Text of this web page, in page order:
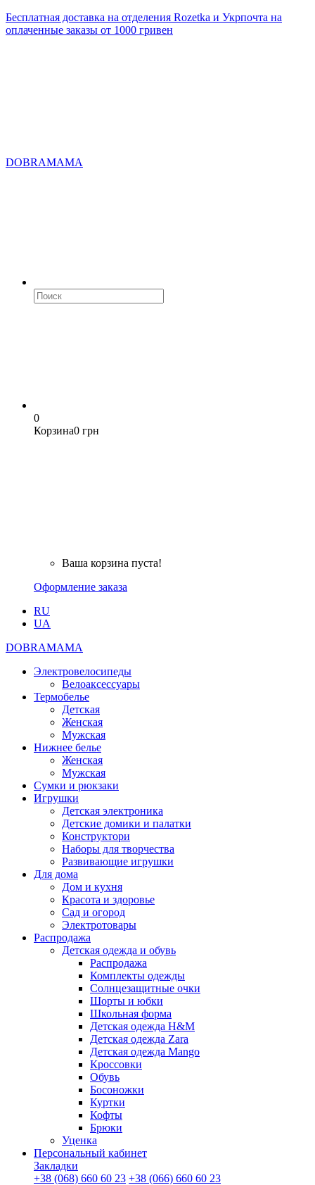
Бесплатная доставка на отделения Rozetka и Укрпочта на
оплаченные заказы от 1000 гривен
DOBRAMAMA
0
Корзина0 грн
Ваша корзина пуста!
Оформление заказа
RU
UA
DOBRAMAMA
Электровелосипеды
Велоаксессуары
Термобелье
Детская
Женская
Мужская
Нижнее белье
Женская
Мужская
Сумки и рюкзаки
Игрушки
Детская электроника
Детские домики и палатки
Конструктори
Наборы для творчества
Развивающие игрушки
Для дома
Дом и кухня
Красота и здоровье
Сад и огород
Электротовары
Распродажа
Детская одежда и обувь
Распродажа
Комплекты одежды
Солнцезащитные очки
Шорты и юбки
Школьная форма
Детская одежда H&M
Детская одежда Zara
Детская одежда Mango
Кроссовки
Обувь
Босоножки
Куртки
Кофты
Брюки
Уценка
Персональный кабинет
Закладки
+38 (068) 660 60 23 +38 (066) 660 60 23